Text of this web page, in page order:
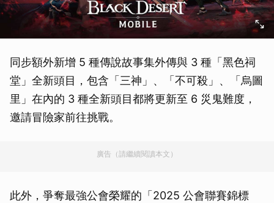
同步額外新增 5 種傳說故事集外傳與 3 種「黑色祠
堂」全新頭目，包含「三神」、「不可殺」、「烏圖
里」在內的 3 種全新頭目都將更新至 6 災鬼難度，
邀請冒險家前往挑戰。
廣告（請繼續閱讀本文）
此外，爭奪最強公會榮耀的「2025 公會聯賽錦標